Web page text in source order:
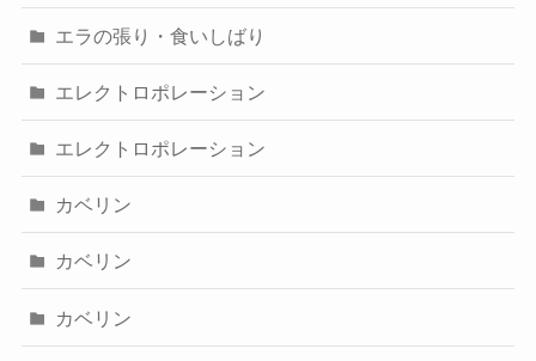
エラの張り・食いしばり
エレクトロポレーション
エレクトロポレーション
カベリン
カベリン
カベリン